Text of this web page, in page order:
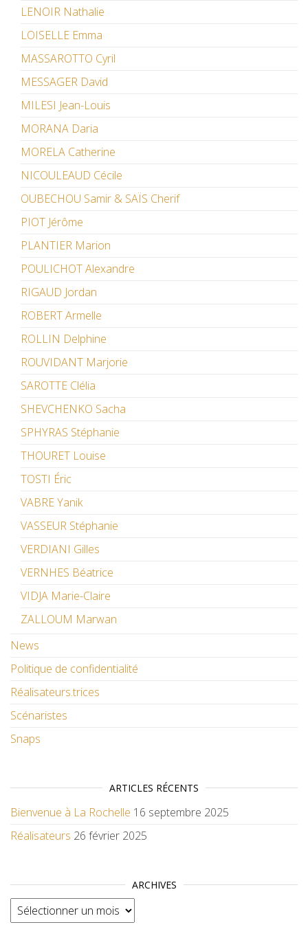
LENOIR Nathalie
LOISELLE Emma
MASSAROTTO Cyril
MESSAGER David
MILESI Jean-Louis
MORANA Daria
MORELA Catherine
NICOULEAUD Cécile
OUBECHOU Samir & SAÏS Cherif
PIOT Jérôme
PLANTIER Marion
POULICHOT Alexandre
RIGAUD Jordan
ROBERT Armelle
ROLLIN Delphine
ROUVIDANT Marjorie
SAROTTE Clélia
SHEVCHENKO Sacha
SPHYRAS Stéphanie
THOURET Louise
TOSTI Éric
VABRE Yanik
VASSEUR Stéphanie
VERDIANI Gilles
VERNHES Béatrice
VIDJA Marie-Claire
ZALLOUM Marwan
News
Politique de confidentialité
Réalisateurs.trices
Scénaristes
Snaps
ARTICLES RÉCENTS
Bienvenue à La Rochelle 16 septembre 2025
Réalisateurs 26 février 2025
ARCHIVES
Archives